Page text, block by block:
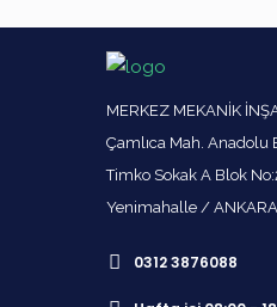
MERKEZ MEKANİK
Çamlıca Mah. Anadolu
Timko Sokak A Blok
Yenimahalle / ANKARA
0312 3876088